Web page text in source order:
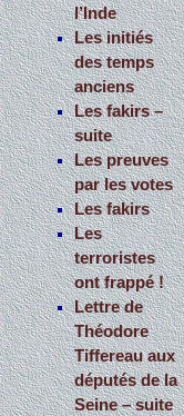
l’Inde
Les initiés
des temps
anciens
Les fakirs –
suite
Les preuves
par les votes
Les fakirs
Les
terroristes
ont frappé !
Lettre de
Théodore
Tiffereau aux
députés de la
Seine – suite